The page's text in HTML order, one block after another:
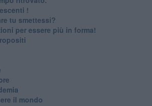
!
tu smettessi?
per essere più in forma!
il mondo